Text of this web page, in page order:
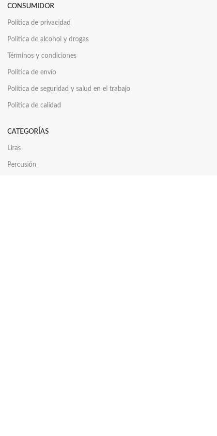
CONSUMIDOR
Política de privacidad
Política de alcohol y drogas
Términos y condiciones
Política de envío
Política de seguridad y salud en el trabajo
Política de calidad
CATEGORÍAS
Liras
Percusión